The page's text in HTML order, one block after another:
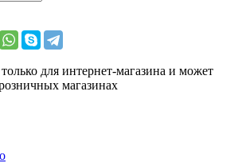
для интернет-магазина и может
магазинах